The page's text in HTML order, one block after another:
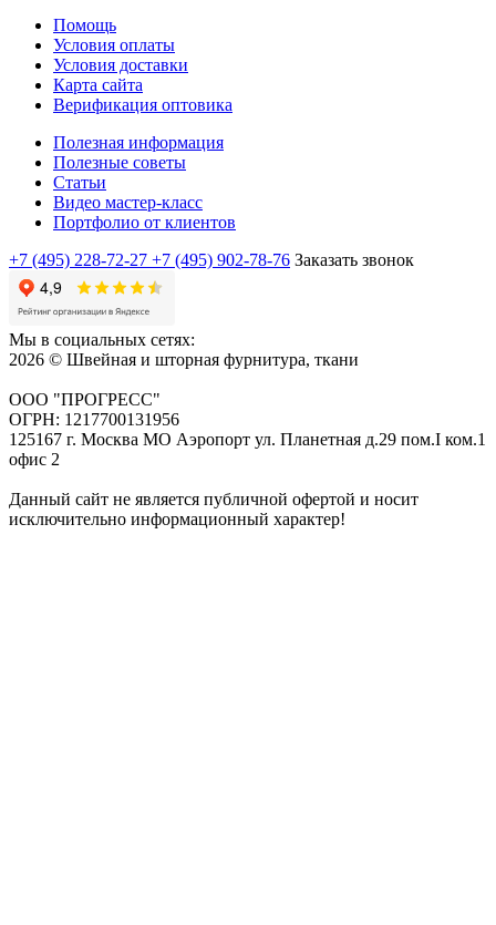
Помощь
Условия оплаты
Условия доставки
Карта сайта
Верификация оптовика
Полезная информация
Полезные советы
Статьи
Видео мастер-класс
Портфолио от клиентов
+7 (495) 228-72-27 +7 (495) 902-78-76 Заказать звонок
Мы в социальных сетях:
2026 © Швейная и шторная фурнитура, ткани
ООО "ПРОГРЕСС"
ОГРН: 1217700131956
125167 г. Москва МО Аэропорт ул. Планетная д.29 пом.I ком.1
офис 2
Данный сайт не является публичной офертой и носит
исключительно информационный характер!